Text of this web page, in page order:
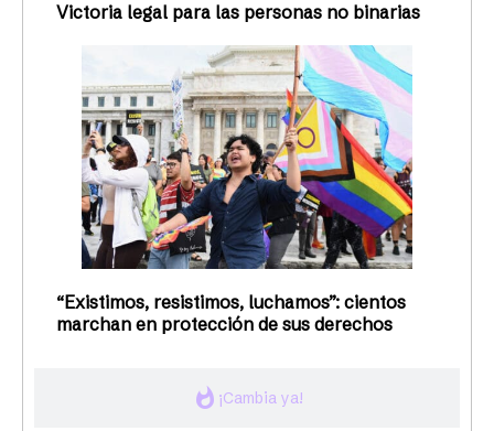
whatshot ¡Cambia ya!
Victoria legal para las personas no binarias
“Existimos, resistimos, luchamos”: cientos
marchan en protección de sus derechos